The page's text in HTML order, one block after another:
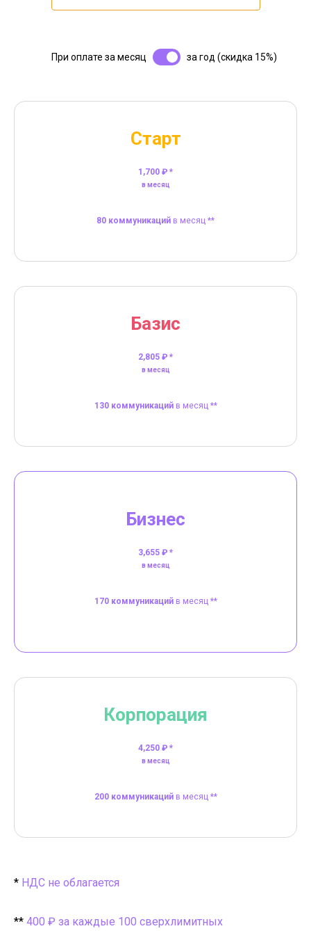
При оплате за месяц за год (скидка 15%)
Старт
1,700 ₽ *
в месяц
80 коммуникаций в месяц **
Базис
2,805 ₽ *
в месяц
130 коммуникацийв месяц **
Бизнес
3,655 ₽ *
в месяц
170 коммуникацийв месяц **
Корпорация
4,250 ₽ *
в месяц
200 коммуникацийв месяц **
* НДС не облагается
** 400 ₽ за каждые 100 сверхлимитных